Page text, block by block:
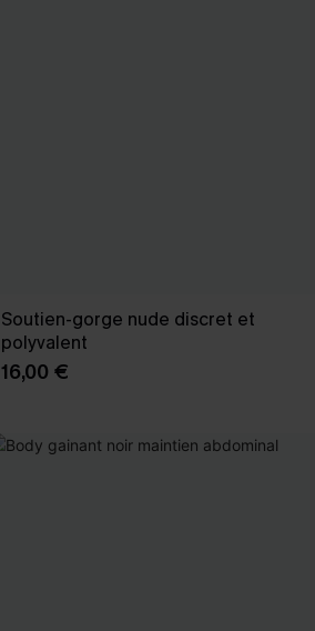
Soutien-gorge nude discret et
polyvalent
16,00 €